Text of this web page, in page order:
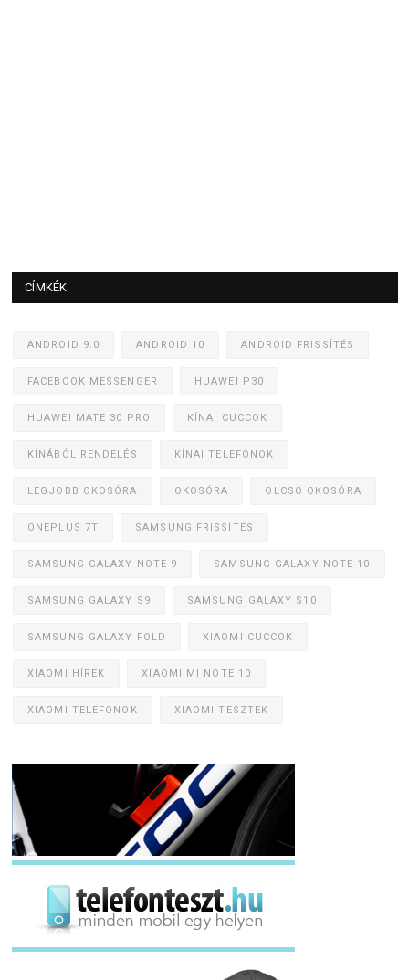
CÍMKÉK
ANDROID 9.0 ANDROID 10 ANDROID FRISSÍTÉS
FACEBOOK MESSENGER HUAWEI P30
HUAWEI MATE 30 PRO KÍNAI CUCCOK
KÍNÁBÓL RENDELÉS KÍNAI TELEFONOK
LEGJOBB OKOSÓRA OKOSÓRA OLCSÓ OKOSÓRA
ONEPLUS 7T SAMSUNG FRISSÍTÉS
SAMSUNG GALAXY NOTE 9 SAMSUNG GALAXY NOTE 10
SAMSUNG GALAXY S9 SAMSUNG GALAXY S10
SAMSUNG GALAXY FOLD XIAOMI CUCCOK
XIAOMI HÍREK XIAOMI MI NOTE 10
XIAOMI TELEFONOK XIAOMI TESZTEK